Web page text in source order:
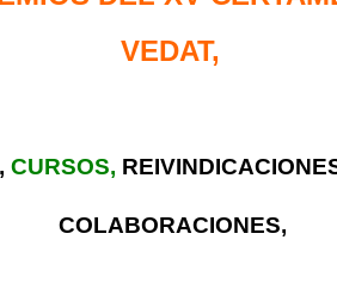
VEDAT,
CURSOS,
COLABORACIONES,